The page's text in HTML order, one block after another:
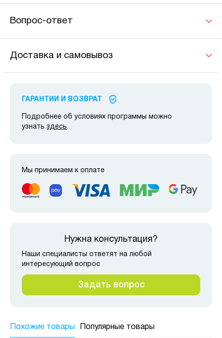
Вопрос-ответ
Доставка и самовывоз
ГАРАНТИИ И ВОЗВРАТ
Подробнее об условиях программы можно
узнать здесь.
Мы принимаем к оплате
Нужна консультация?
Наши специалисты ответят на любой
интересующий вопрос
Задать вопрос
Похожие товары Популярные товары